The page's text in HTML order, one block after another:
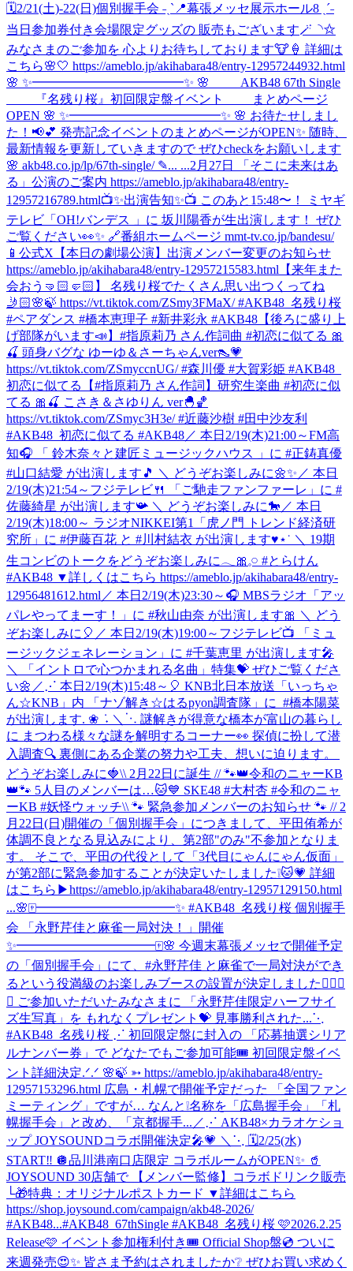
🗓️2/21(土)-22(日)個別握手会 ˗ˏˋ📍幕張メッセ展示ホール8 ˎˊ˗
当日参加券付き会場限定グッズの 販売もございます🪄◝✩
みなさまのご参加を 心よりお待ちしております🐮🍦 詳細は
こちら🌸🤍 https://ameblo.jp/akihabara48/entry-12957244932.html
🌸 ✨━━━━━━━━━━━━✨ 🌸 AKB48 67th Single
『名残り桜』初回限定盤イベント まとめページ
OPEN 🌸 ✨━━━━━━━━━━━━✨ 🌸 お待たせしまし
た！📢💕 発売記念イベントのまとめページがOPEN✨ 随時、
最新情報を更新していきますので ぜひcheckをお願いします
🌸 akb48.co.jp/lp/67th-single/ ✎... ...2月27日 「そこに未来はあ
る」公演のご案内 https://ameblo.jp/akihabara48/entry-
12957216789.html📺✨出演告知✨📺 このあと15:48〜！ ミヤギ
テレビ「OH!バンデス 」に 坂川陽香が生出演します！ ぜひ
ご覧ください👀✨ 🔗番組ホームページ mmt-tv.co.jp/bandesu/
📱公式X 【本日の劇場公演】出演メンバー変更のお知らせ
https://ameblo.jp/akihabara48/entry-12957215583.html 【来年また
会おう🤜🏻🤛🏻】 名残り桜でたくさん思い出つくってね
🤳🏻🌸🍃 https://vt.tiktok.com/ZSmy3FMaX/ #AKB48_名残り桜
#ペアダンス #橋本恵理子 #新井彩永 #AKB48 【後ろに盛り上
げ部隊がいます📣】#指原莉乃 さん作詞曲 #初恋に似てる 🎀
🍒 頭身バグな ゆーゆ＆さーちゃんver👠💗
https://vt.tiktok.com/ZSmyccnUG/ #森川優 #大賀彩姫 #AKB48_
初恋に似てる
【#指原莉乃 さん作詞】研究生楽曲 #初恋に似
てる 🎀🍒 こさき＆さゆりん ver🐣🏀
https://vt.tiktok.com/ZSmyc3H3e/ #近藤沙樹 #田中沙友利
#AKB48_初恋に似てる #AKB48／ 本日2/19(木)21:00～FM高
知🎧 「 鈴⽊奈々と建匠ミュージックハウス 」に #正鋳真優
#山口結愛 が出演します🎵 ＼ どうぞお楽しみに🌼✨ ／ 本日
2/19(木)21:54～フジテレビ🍴 「ご馳走ファンファーレ」に #
佐藤綺星 が出演します📯 ＼ どうぞお楽しみに🐎 ／ 本日
2/19(木)18:00～ ラジオNIKKEI第1「虎ノ門 トレンド経済研
究所」に #伊藤百花 と #川村結衣 が出演します♥⋆˙ ＼ 19期
生コンビのトークをどうぞお楽しみに𓂃🎀𓈒𓏸 #とらけん
#AKB48 ▼詳しくはこちら https://ameblo.jp/akihabara48/entry-
12956481612.html ／ 本日2/19(木)23:30～🎧 MBSラジオ「アッ
パレやってまーす！」に #秋山由奈 が出演します🎀 ＼ どう
ぞお楽しみに🎈 ／ 本日2/19(木)19:00～フジテレビ📺 「ミュ
ージックジェネレーション」に #千葉恵里 が出演します🎤
＼ 「イントロで心つかまれる名曲」特集💝 ぜひご覧くださ
い🌼 ‎／⋰ ‎本日2/19(木)15:48～🎈 ‎KNB北日本放送「いっちゃ
ん☆KNB」内 ‎「ナゾ解き☆はるpyon調査隊」に ‎ ⁦‪#橋本陽菜‬⁩
が出演します. ❀ ݁ ˖ ‎＼⋱ ‎謎解きが得意な橋本が富山の暮らし
に ‎まつわる様々な謎を解明するコーナー👀 ‎探偵に扮して潜
入調査🔍 ‎裏側にある企業の努力や工夫、想いに迫ります。 ‎
どうぞお楽しみに🍓\\ 2月22日に誕生 // 🐾👑令和のニャーKB
👑🐾 5人目のメンバーは…🐱💙 SKE48 #大村杏 #令和のニャ
ーKB #妖怪ウォッチ\\ 🐾 緊急参加メンバーのお知らせ 🐾 // 2
月22日(日)開催の「個別握手会」につきまして、平田侑希が
体調不良となる見込みにより、第2部"のみ"不参加となりま
す。 そこで、平田の代役として「3代目にゃんにゃん仮面」
が第2部に緊急参加することが決定いたしました❕🐱💗 詳細
はこちら▶https://ameblo.jp/akihabara48/entry-12957129150.html
...🌸🀄️━━━━━━━━━━━✨ #AKB48_名残り桜 個別握手
会 「永野芹佳と麻雀一局対決！」開催
✨━━━━━━━━━━━🀄️🌸 今週末幕張メッセで開催予定
の「個別握手会」にて、#永野芹佳 と麻雀で一局対決ができ
るという役満級のお楽しみブースの設置が決定しました✊🏻🎯
💖 ご参加いただいたみなさまに 「永野芹佳限定ハーフサイ
ズ生写真」を もれなくプレゼント💝 見事勝利された...⋱
#AKB48_名残り桜 ⋰ 初回限定盤に封入の 「応募抽選シリア
ルナンバー券」で どなたでもご参加可能🎟️ 初回限定盤イベ
ント詳細決定.ᐟ.ᐟ 🌸🍃 ➳ https://ameblo.jp/akihabara48/entry-
12957153296.html 広島・札幌で開催予定だった 「全国ファン
ミーティング」ですが… なんと❕名称を「広島握手会」「札
幌握手会」と改め、「京都握手... ／⋰ AKB48×カラオケショ
ップ JOYSOUNDコラボ開催決定🎤💗 ＼⋱ 🗓️2/25(水)
START‼️ 🪩品川港南口店限定 コラボルームがOPEN✨ 🥤
JOYSOUND 30店舗で 【メンバー監修】コラボドリンク販売
└🎁特典：オリジナルポストカード ▼詳細はこちら
https://shop.joysound.com/campaign/akb48-2026/
#AKB48...#AKB48_67thSingle #AKB48_名残り桜 🩷2026.2.25
Release🩷 イベント参加権利付き🎟️ Official Shop盤💿 ついに
来週発売😍✨ 皆さま予約はされましたか❔ ぜひお買い求めく